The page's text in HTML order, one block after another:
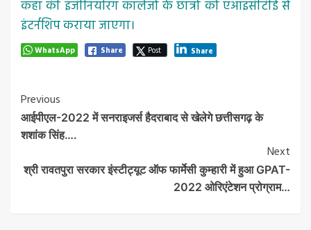
कहा की इंजीनियरिंग कालेजों के छात्रों को एआइसीटीई से
इंटर्नशिप कराया जाएगा।
WhatsApp Share Post Share
Post
Navigation
Previous
आईपीएल-2022 में सनराइजर्स हैदराबाद से खेलेगे छत्तीसगढ़ के
शशांक सिंह….
Next
श्री रावतपुरा सरकार इंस्टीट्यूट ऑफ फार्मेसी कुम्हारी में हुआ GPAT-
2022 ओरिएंटेशन प्रोग्राम…